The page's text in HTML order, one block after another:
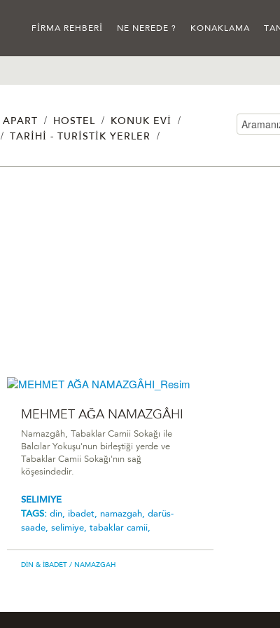
FIRMA REHBERI NE NEREDE ? KONAKLAMA
APART / HOSTEL / KONUK EVI /
/ TARIHI - TURISTIK YERLER /
MEHMET AĞA NAMAZGÂHI
Namazgâh, Tabaklar Camii Sokağı ile
Balcılar Yokuşu'nun birleştiği yerde ve
Tabaklar Camii Sokağı'nın sağ
köşesindedir.
SELIMIYE
TAGS: din, ibadet, namazgah, darüs-
saade, selimiye, tabaklar camii,
DIN & İBADET / NAMAZGAH